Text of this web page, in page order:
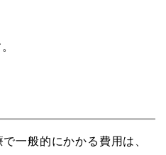
一般的にかかる費用は、